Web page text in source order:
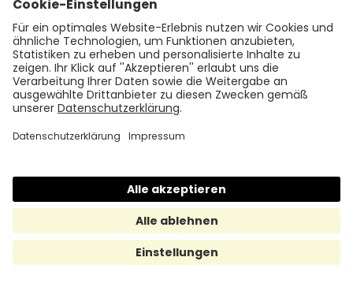
Arbeitsumgebung. Unternehmen, die die
Gesundheit ihrer Mitarbeiterinnen und
Mitarbeiter fördern, können langfristig von
einer gesunden und motivierten Belegschaft
profitieren. Durch die Implementierung
Gesundheitsvorsorge können Unternehmen
die das Wohlbefinden und die Zufriedenheit
der Beschäftigten stärkt. Die betriebliche
Gesundheitsvorsorge ist somit ein
zukunftsweisender Ansatz für eine gesunde